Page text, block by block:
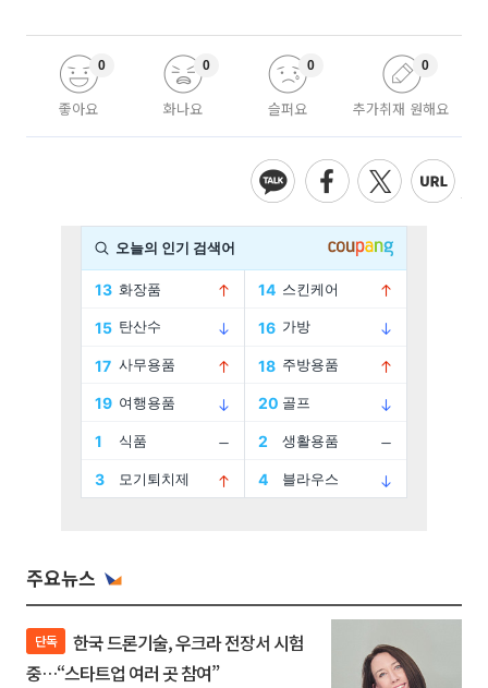
좋아요
0
화나요
0
슬퍼요
0
추가취재 원해요
0
주요뉴스
단독
중…“스타트업 여러 곳 참여”